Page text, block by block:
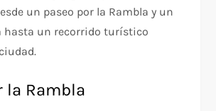
un paseo por la Rambla y un
hasta un recorrido turístico
la Rambla